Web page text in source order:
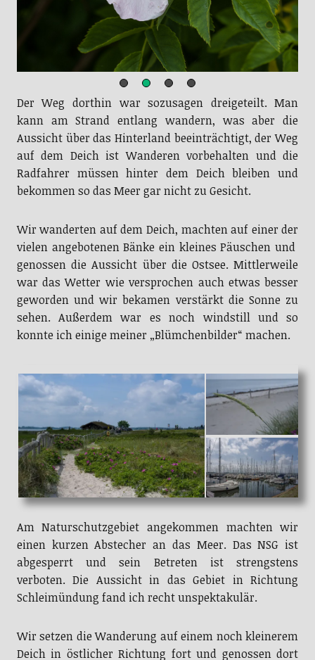
Der Weg dorthin war sozusagen dreigeteilt. Man
kann am Strand entlang wandern, was aber die
Aussicht über das Hinterland beeinträchtigt, der Weg
auf dem Deich ist Wanderen vorbehalten und die
Radfahrer müssen hinter dem Deich bleiben und
bekommen so das Meer gar nicht zu Gesicht.
Wir wanderten auf dem Deich, machten auf einer der
vielen angebotenen Bänke ein kleines Päuschen und
genossen die Aussicht über die Ostsee. Mittlerweile
war das Wetter wie versprochen auch etwas besser
geworden und wir bekamen verstärkt die Sonne zu
sehen. Außerdem war es noch windstill und so
konnte ich einige meiner „Blümchenbilder“ machen.
Am Naturschutzgebiet angekommen machten wir
einen kurzen Abstecher an das Meer. Das NSG ist
abgesperrt und sein Betreten ist strengstens
verboten. Die Aussicht in das Gebiet in Richtung
Schleimündung fand ich recht unspektakulär.
Wir setzen die Wanderung auf einem noch kleinerem
Deich in östlicher Richtung fort und genossen dort